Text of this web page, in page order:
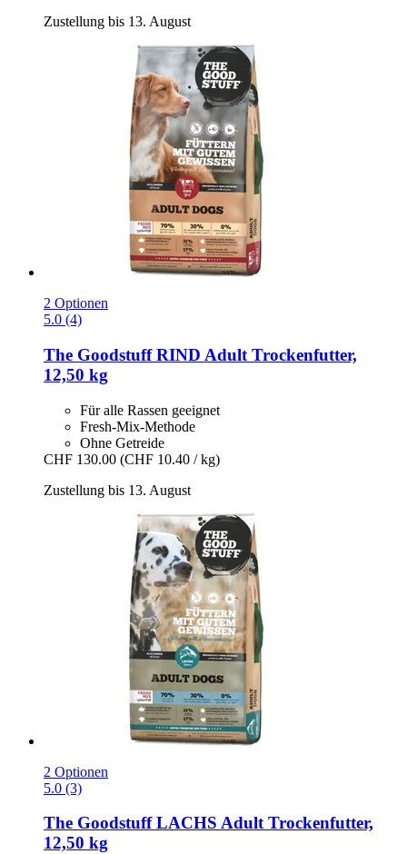
Zustellung bis 13. August
2 Optionen
5.0 (4)
The GoodstuffRIND Adult Trockenfutter,
12,50 kg
Für alle Rassen geeignet
Fresh-Mix-Methode
Ohne Getreide
CHF 130.00 (CHF 10.40 / kg)
Zustellung bis 13. August
2 Optionen
5.0 (3)
The GoodstuffLACHS Adult Trockenfutter,
12,50 kg